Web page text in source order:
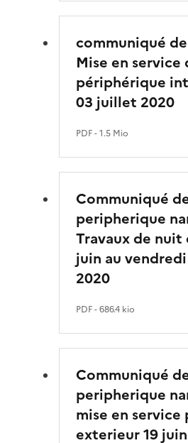
communiqué
Mise en service
périphérique
03 juillet 2020
PDF- 1.5 Mio
Communiqué
peripherique
Travaux de nuit
juin au
2020
PDF- 686.4 kio
Communiqué
peripherique
mise en service
exterieur 19